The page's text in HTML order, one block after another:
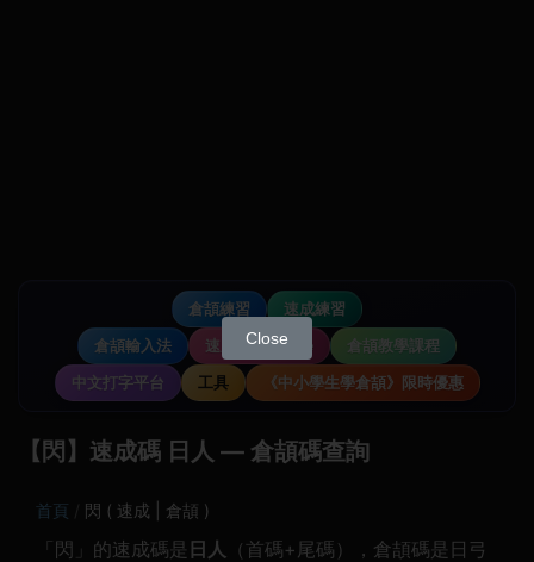
倉頡練習
速成練習
倉頡輸入法
速成輸入法教學
倉頡教學課程
中文打字平台
工具 《中小學生學倉頡》限時優惠
【閃】速成碼 日人 — 倉頡碼查詢
首頁 閃 ( 速成 | 倉頡 )
「閃」的速成碼是 日人 （首碼+尾碼），倉頡碼是日弓
Close